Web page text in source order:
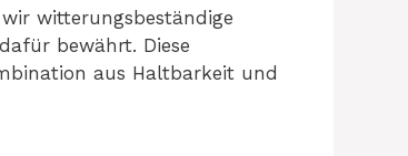
witterungsbeständige
bewährt. Diese
aus Haltbarkeit und